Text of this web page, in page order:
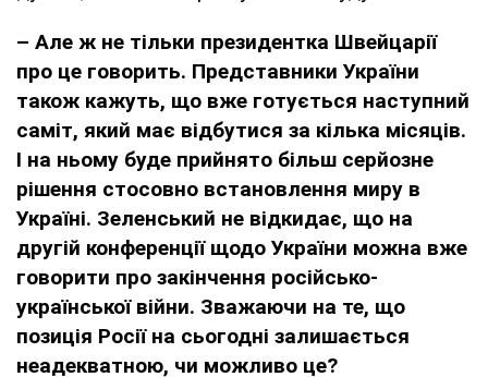
– Але ж не тільки президентка Швейцарії
про це говорить. Представники України
також кажуть, що вже готується наступний
саміт, який має відбутися за кілька місяців.
І на ньому буде прийнято більш серйозне
рішення стосовно встановлення миру в
Україні. Зеленський не відкидає, що на
другій конференції щодо України можна вже
говорити про закінчення російсько-
української війни. Зважаючи на те, що
позиція Росії на сьогодні залишається
неадекватною, чи можливо це?